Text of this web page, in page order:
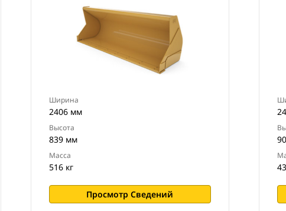
Ширина
2406 мм
Высота
839 мм
Масса
516 кг
Просмотр Сведений